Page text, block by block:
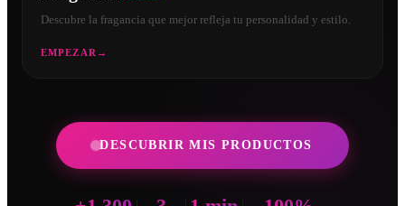
Descubre la fragancia que mejor refleja tu personalidad y estilo.
EMPEZAR →
DESCUBRIR MIS PRODUCTOS